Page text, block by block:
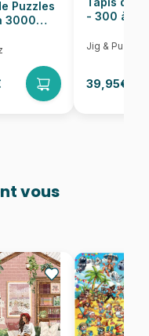
Puzzles
3000
- 300 à
Jig & Puz
39,95€
vous